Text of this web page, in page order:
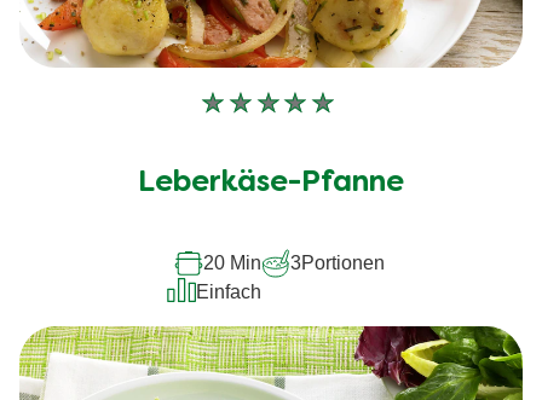
Keine
für
recipe
abgegeben
Leberkäse-Pfanne
20 Min 3Portionen
Einfach